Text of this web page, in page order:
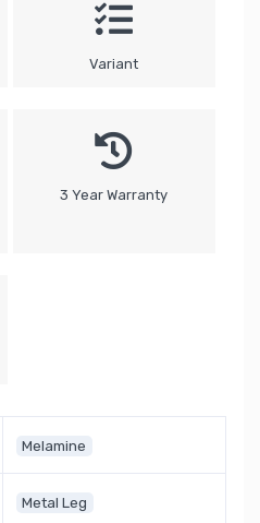
Variant
3 Year Warranty
Melamine
Metal Leg